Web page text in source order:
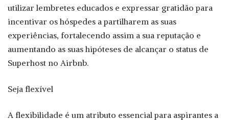
utilizar lembretes educados e expressar gratidão para
incentivar os hóspedes a partilharem as suas
experiências, fortalecendo assim a sua reputação e
aumentando as suas hipóteses de alcançar o status de
Superhost no Airbnb.
Seja flexível
A flexibilidade é um atributo essencial para aspirantes a